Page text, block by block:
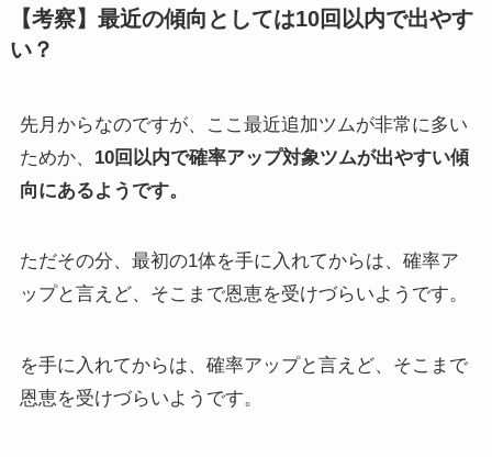
【考察】最近の傾向としては10回以内で出やす
い？
先月からなのですが、ここ最近追加ツムが非常に多い
ためか、 10回以内で確率アップ対象ツムが出やすい傾
向にあるようです。
ただその分、最初の1体を手に入れてからは、確率ア
ップと言えど、そこまで恩恵を受けづらいようです。
を手に入れてからは、確率アップと言えど、そこまで
恩恵を受けづらいようです。